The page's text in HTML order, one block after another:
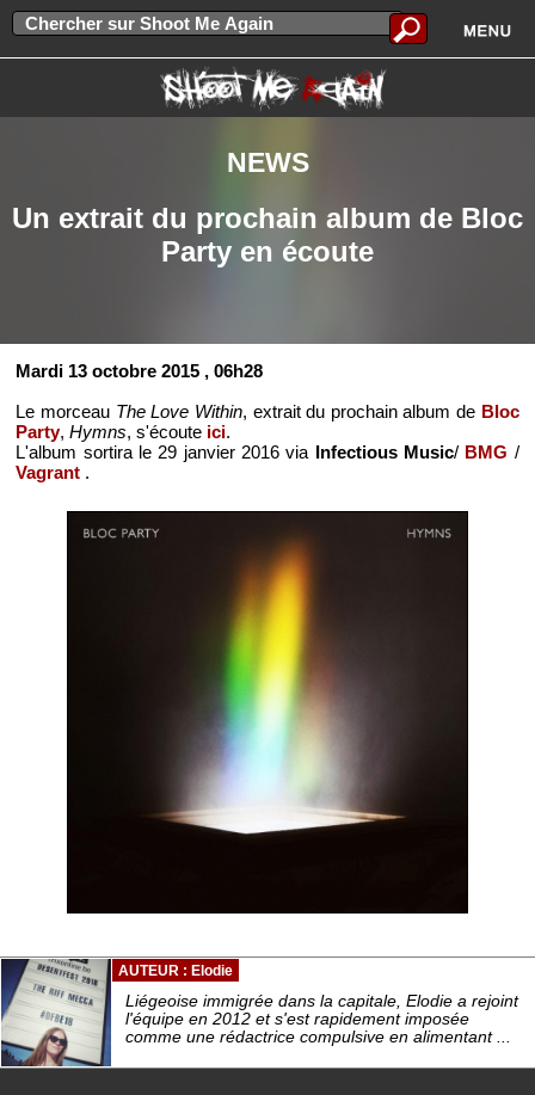
NEWS
Un extrait du prochain album de Bloc
Party en écoute
Mardi 13 octobre 2015 , 06h28
Le morceau The Love Within, extrait du prochain album de Bloc
Party,Hymns, s'écoute ici.
L'album sortira le 29 janvier 2016 via Infectious Music/ BMG /
Vagrant .
AUTEUR : Elodie
Liégeoise immigrée dans la capitale, Elodie a rejoint
l'équipe en 2012 et s'est rapidement imposée
comme une rédactrice compulsive en alimentant ...